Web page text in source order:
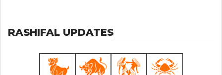
RASHIFAL UPDATES